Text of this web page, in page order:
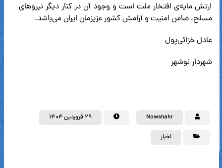
ارتش مایه‌ی افتخار ملت است و وجود آن در کنار دیگر نیروهای
مسلح، ضامن امنیت و آرامش کشور عزیزمان ایران می‌باشد.
عادل خزائی‌پول
شهردار نوشهر
Nowshahr ۲۹ فروردین ۱۴۰۴
اخبار